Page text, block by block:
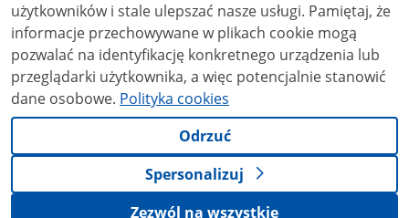
użytkowników i stale ulepszać nasze usługi. Pamiętaj, że
informacje przechowywane w plikach cookie mogą
pozwalać na identyfikację konkretnego urządzenia lub
przeglądarki użytkownika, a więc potencjalnie stanowić
dane osobowe. Polityka cookies
Odrzuć
Spersonalizuj
Zezwól na wszystkie